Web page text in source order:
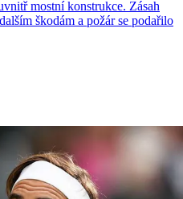
mostní konstrukce. Zásah
škodám a požár se podařilo